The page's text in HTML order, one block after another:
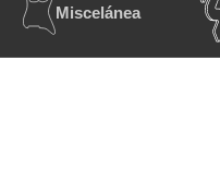
Miscelánea